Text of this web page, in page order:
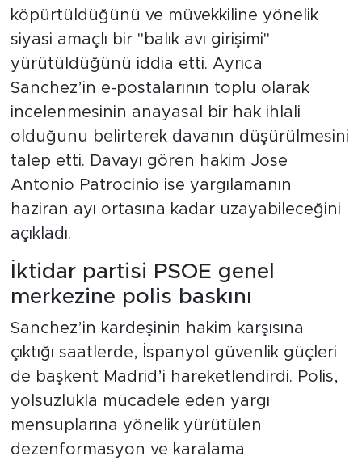
köpürtüldüğünü ve müvekkiline yönelik
siyasi amaçlı bir "balık avı girişimi"
yürütüldüğünü iddia etti. Ayrıca
Sanchez’in e-postalarının toplu olarak
incelenmesinin anayasal bir hak ihlali
olduğunu belirterek davanın düşürülmesini
talep etti. Davayı gören hakim Jose
Antonio Patrocinio ise yargılamanın
haziran ayı ortasına kadar uzayabileceğini
açıkladı.
İktidar partisi PSOE genel
merkezine polis baskını
Sanchez’in kardeşinin hakim karşısına
çıktığı saatlerde, İspanyol güvenlik güçleri
de başkent Madrid’i hareketlendirdi. Polis,
yolsuzlukla mücadele eden yargı
mensuplarına yönelik yürütülen
dezenformasyon ve karalama